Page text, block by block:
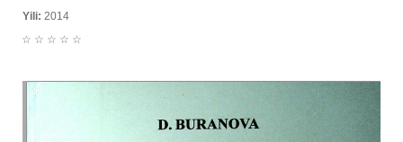
Yili: 2014
☆
☆
☆
☆
☆